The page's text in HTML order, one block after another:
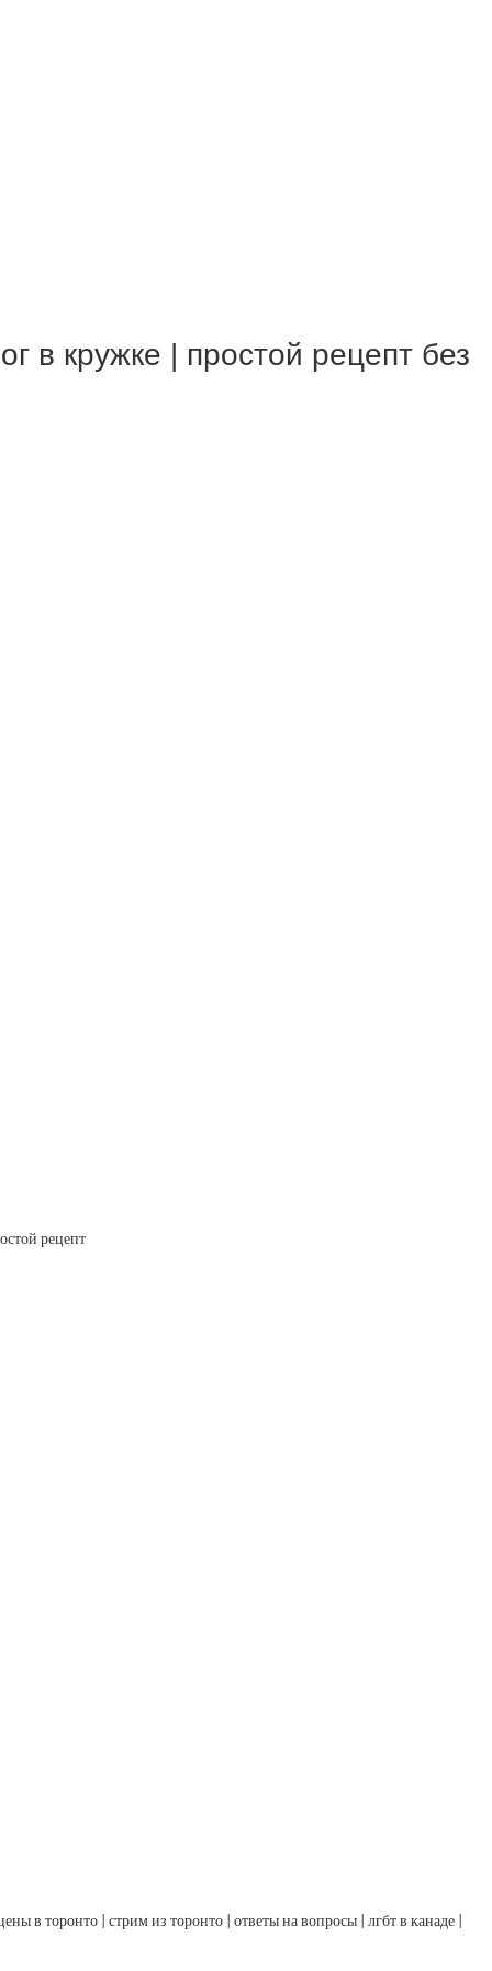
кружке | простой рецепт без
рецепт
в торонто | стрим из торонто | ответы на вопросы | лгбт в канаде |